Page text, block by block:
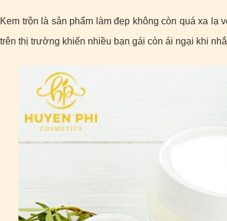
Kem trộn là sản phẩm làm đẹp không còn quá xa
trên thị trường khiến nhiều bạn gái còn ái ngại khi